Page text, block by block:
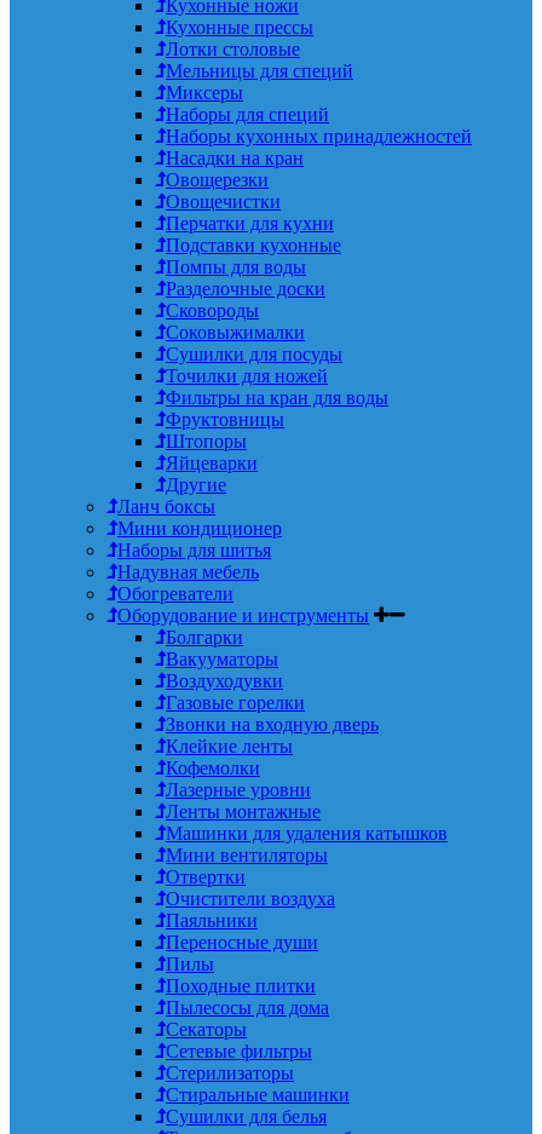
Кухонные ножи
Кухонные прессы
Лотки столовые
Мельницы для специй
Миксеры
Наборы для специй
Наборы кухонных принадлежностей
Насадки на кран
Овощерезки
Овощечистки
Перчатки для кухни
Подставки кухонные
Помпы для воды
Разделочные доски
Сковороды
Соковыжималки
Сушилки для посуды
Точилки для ножей
Фильтры на кран для воды
Фруктовницы
Штопоры
Яйцеварки
Другие
Ланч боксы
Мини кондиционер
Наборы для шитья
Надувная мебель
Обогреватели
Оборудование и инструменты
Болгарки
Вакууматоры
Воздуходувки
Газовые горелки
Звонки на входную дверь
Клейкие ленты
Кофемолки
Лазерные уровни
Ленты монтажные
Машинки для удаления катышков
Мини вентиляторы
Отвертки
Очистители воздуха
Паяльники
Переносные души
Пилы
Походные плитки
Пылесосы для дома
Секаторы
Сетевые фильтры
Стерилизаторы
Стиральные машинки
Сушилки для белья